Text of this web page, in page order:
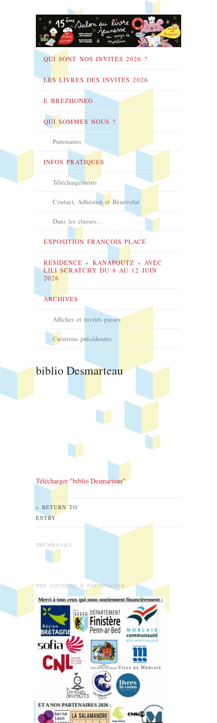
QUI SONT NOS INVITÉS 2026 ?
LES LIVRES DES INVITÉS 2026
E BREZHONEG
QUI SOMMES NOUS ?
Partenaires
INFOS PRATIQUES
Téléchargements
Contact, Adhésion et Bénévolat
Dans les classes…
EXPOSITION FRANÇOIS PLACE
RÉSIDENCE « KANAPOUTZ » AVEC
LILI SCRATCHY DU 8 AU 12 JUIN
2026
ARCHIVES
Affiches et invités passés
Créations précédentes
biblio Desmarteau
Télécharger "biblio Desmarteau"
« RETURN TO
ENTRY
THUMBNAILS
NOS SOUTIENS & PARTENAIRES :